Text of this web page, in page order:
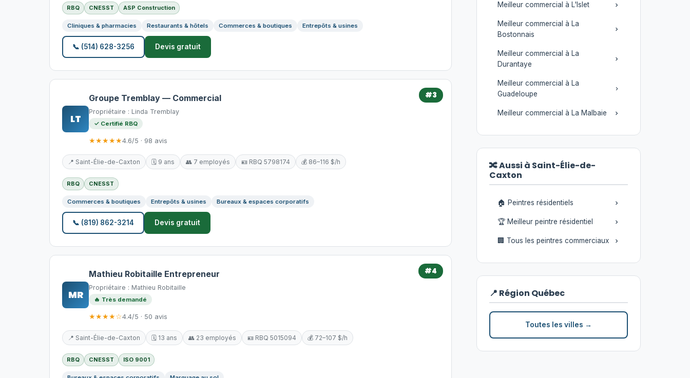
RBQ CNESST ASP Construction
Cliniques & pharmacies Restaurants & hôtels Commerces & boutiques Entrepôts & usines
📞 (514) 628-3256 Devis gratuit
#3
LT
Groupe Tremblay — Commercial
Propriétaire : Linda Tremblay
✓ Certifié RBQ
★★★★★4.6/5 · 98 avis
📍 Saint-Élie-de-Caxton 🗓️ 9 ans 👥 7 employés 🪪 RBQ 5798174 💰 86–116 $/h
RBQ CNESST
Commerces & boutiques Entrepôts & usines Bureaux & espaces corporatifs
📞 (819) 862-3214 Devis gratuit
#4
MR
Mathieu Robitaille Entrepreneur
Propriétaire : Mathieu Robitaille
🔥 Très demandé
★★★★☆4.4/5 · 50 avis
📍 Saint-Élie-de-Caxton 🗓️ 13 ans 👥 23 employés 🪪 RBQ 5015094 💰 72–107 $/h
RBQ CNESST ISO 9001
Meilleur commercial à L'Islet
Meilleur commercial à La
Bostonnais
Meilleur commercial à La
Durantaye
Meilleur commercial à La
Guadeloupe
Meilleur commercial à La Malbaie
🔀 Aussi à Saint-Élie-de-
Caxton
🏠 Peintres résidentiels
🏆 Meilleur peintre résidentiel
🏢 Tous les peintres commerciaux
📍 Région Québec
Toutes les villes →